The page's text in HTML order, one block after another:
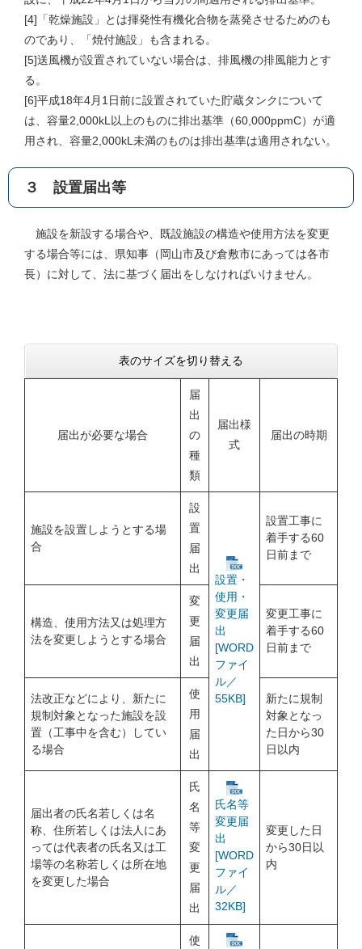
[4]「乾燥施設」とは揮発性有機化合物を蒸発させるためのも
のであり、「焼付施設」も含まれる。
[5]送風機が設置されていない場合は、排風機の排風能力とす
る。
[6]平成18年4月1日前に設置されていた貯蔵タンクについて
は、容量2,000kL以上のものに排出基準（60,000ppmC）が適
用され、容量2,000kL未満のものは排出基準は適用されない。
３ 設置届出等
施設を新設する場合や、既設施設の構造や使用方法を変更
する場合等には、県知事（岡山市及び倉敷市にあっては各市
長）に対して、法に基づく届出をしなければいけません。
表のサイズを切り替える
届出が必要な場合
届
出
の
種
類
届出様
式
届出の時期
施設を設置しようとする場
合
設
置
届
出
設置・
使用・
変更届
出
[WORD
ファイ
ル／
55KB]
設置工事に
着手する60
日前まで
構造、使用方法又は処理方
法を変更しようとする場合
変
更
届
出
変更工事に
着手する60
日前まで
法改正などにより、新たに
規制対象となった施設を設
置（工事中を含む）してい
る場合
使
用
届
出
新たに規制
対象となっ
た日から30
日以内
届出者の氏名若しくは名
称、住所若しくは法人にあ
っては代表者の氏名又は工
場等の名称若しくは所在地
を変更した場合
氏
名
等
変
更
届
出
氏名等
変更届
出
[WORD
ファイ
ル／
32KB]
変更した日
から30日以
内
使